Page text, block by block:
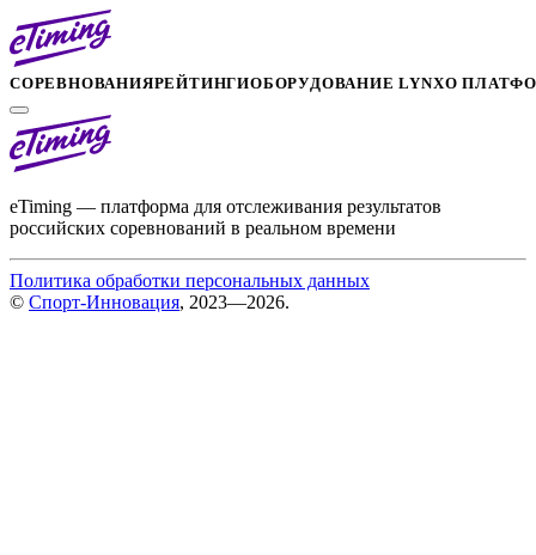
СОРЕВНОВАНИЯРЕЙТИНГИОБОРУДОВАНИЕ LYNXО
eTiming — платформа для отслеживания результатов
российских соревнований в реальном времени
Политика обработки персональных данных
© Спорт-Инновация, 2023—2026.